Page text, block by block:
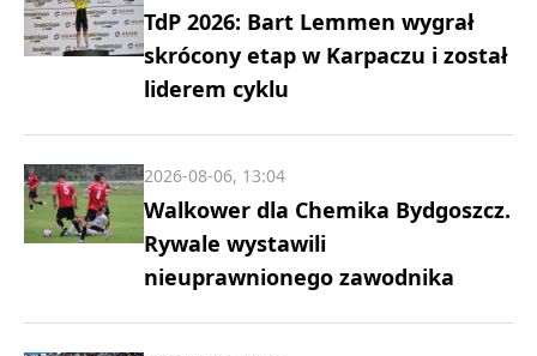
TdP 2026: Bart Lemmen wygrał
skrócony etap w Karpaczu i został
liderem cyklu
Walkower dla Chemika Bydgoszcz.
Rywale wystawili
nieuprawnionego zawodnika
2026-08-06, 13:04